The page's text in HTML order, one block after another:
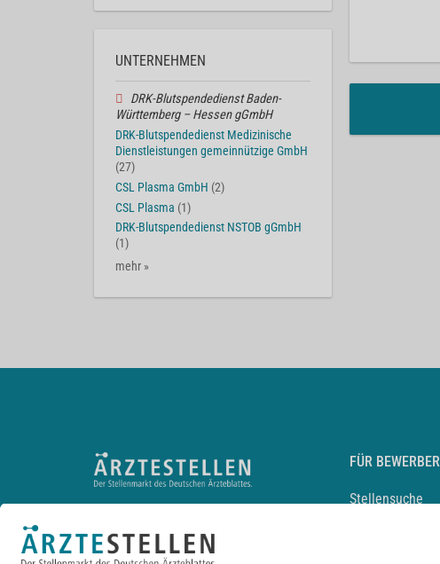
UNTERNEHMEN
DRK-Blutspendedienst Baden-
Württemberg – Hessen gGmbH
DRK-Blutspendedienst Medizinische
Dienstleistungen gemeinnützige GmbH
(27)
CSL Plasma GmbH (2)
CSL Plasma (1)
DRK-Blutspendedienst NSTOB gGmbH
(1)
mehr »
FÜR BEWERBER
Stellensuche